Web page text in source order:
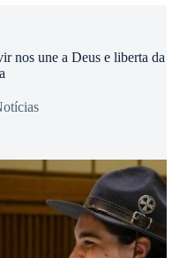
nos une a Deus e liberta da